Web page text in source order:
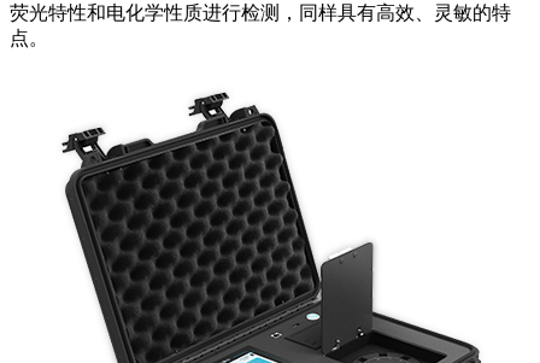
荧光特性和电化学性质进行检测，同样具有高效、灵敏的特
点。